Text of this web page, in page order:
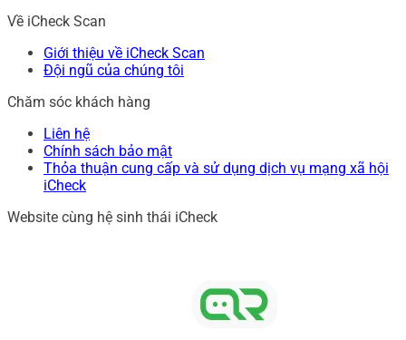
Về iCheck Scan
Giới thiệu về iCheck Scan
Đội ngũ của chúng tôi
Chăm sóc khách hàng
Liên hệ
Chính sách bảo mật
Thỏa thuận cung cấp và sử dụng dịch vụ mạng xã hội
iCheck
Website cùng hệ sinh thái iCheck